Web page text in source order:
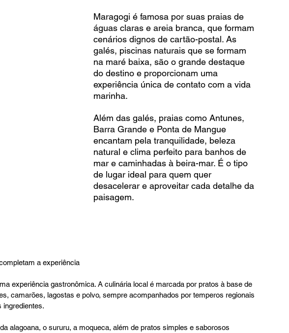
Maragogi é famosa por suas praias de
águas claras e areia branca, que formam
cenários dignos de cartão-postal. As
galés, piscinas naturais que se formam
na maré baixa, são o grande destaque
do destino e proporcionam uma
experiência única de contato com a vida
marinha.
Além das galés, praias como Antunes,
Barra Grande e Ponta de Mangue
encantam pela tranquilidade, beleza
natural e clima perfeito para banhos de
mar e caminhadas à beira-mar. É o tipo
de lugar ideal para quem quer
desacelerar e aproveitar cada detalhe da
paisagem.
a experiência
experiência gastronômica. A culinária local é marcada por pratos à base de
camarões, lagostas e polvo, sempre acompanhados por temperos regionais
ingredientes.
alagoana, o sururu, a moqueca, além de pratos simples e saborosos